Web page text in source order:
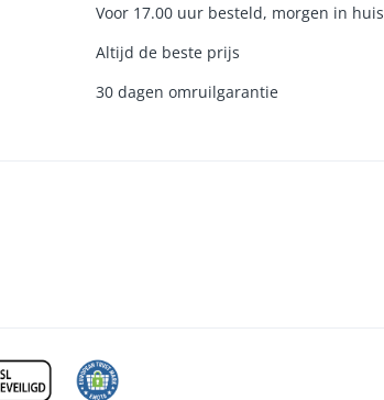
Voor 17.00 uur besteld, morgen in huis
Altijd de beste prijs
30 dagen omruilgarantie